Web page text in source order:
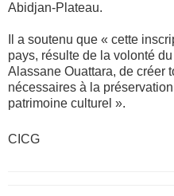
Abidjan-Plateau.
Il a soutenu que « cette
pays, résulte de la volonté
Alassane Ouattara, de créer
nécessaires à la
patrimoine culturel ».
CICG